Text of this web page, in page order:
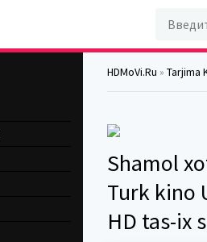
HDMoVi.Ru » Tarjima
Shamol
Turk kino
HD tas-ix